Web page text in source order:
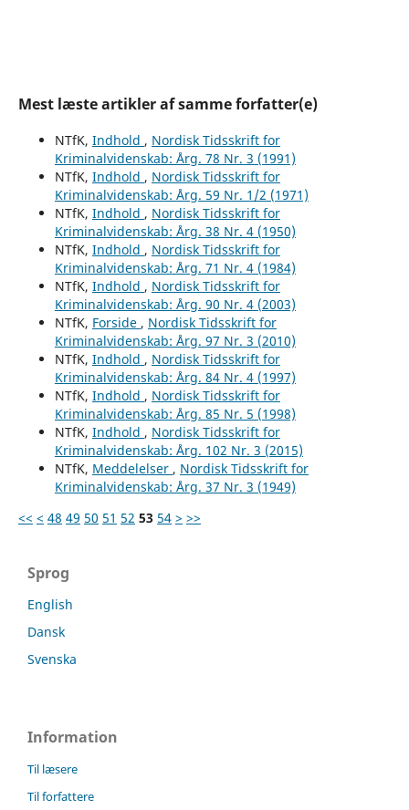
Mest læste artikler af samme forfatter(e)
NTfK, Indhold , Nordisk Tidsskrift for
Kriminalvidenskab: Årg. 78 Nr. 3 (1991)
NTfK, Indhold , Nordisk Tidsskrift for
Kriminalvidenskab: Årg. 59 Nr. 1/2 (1971)
NTfK, Indhold , Nordisk Tidsskrift for
Kriminalvidenskab: Årg. 38 Nr. 4 (1950)
NTfK, Indhold , Nordisk Tidsskrift for
Kriminalvidenskab: Årg. 71 Nr. 4 (1984)
NTfK, Indhold , Nordisk Tidsskrift for
Kriminalvidenskab: Årg. 90 Nr. 4 (2003)
NTfK, Forside , Nordisk Tidsskrift for
Kriminalvidenskab: Årg. 97 Nr. 3 (2010)
NTfK, Indhold , Nordisk Tidsskrift for
Kriminalvidenskab: Årg. 84 Nr. 4 (1997)
NTfK, Indhold , Nordisk Tidsskrift for
Kriminalvidenskab: Årg. 85 Nr. 5 (1998)
NTfK, Indhold , Nordisk Tidsskrift for
Kriminalvidenskab: Årg. 102 Nr. 3 (2015)
NTfK, Meddelelser , Nordisk Tidsskrift for
Kriminalvidenskab: Årg. 37 Nr. 3 (1949)
<< < 48 49 50 51 52 53 54 > >>
Sprog
English
Dansk
Svenska
Information
Til læsere
Til forfattere